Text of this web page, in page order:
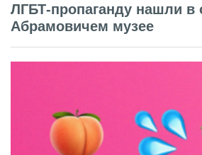
ЛГБТ-пропаганду нашли в
Абрамовичем музее